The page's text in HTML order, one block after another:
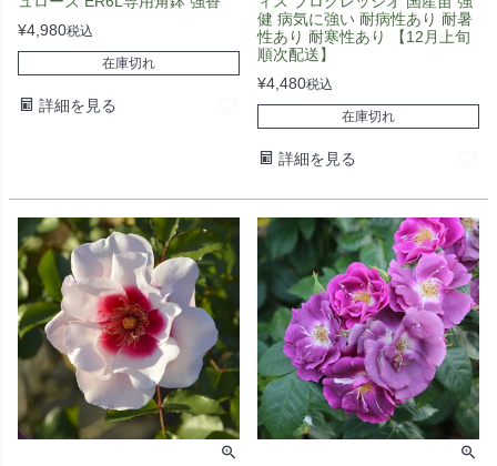
¥4,980税込
在庫切れ
詳細を見る
健 病気に強い 耐病性あり 耐暑
性あり 耐寒性あり 【12月上旬
順次配送】
¥4,480税込
在庫切れ
詳細を見る